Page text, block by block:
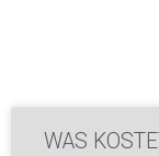
WAS